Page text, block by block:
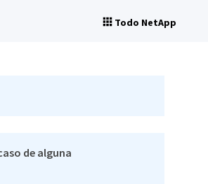
Todo NetApp
de alguna